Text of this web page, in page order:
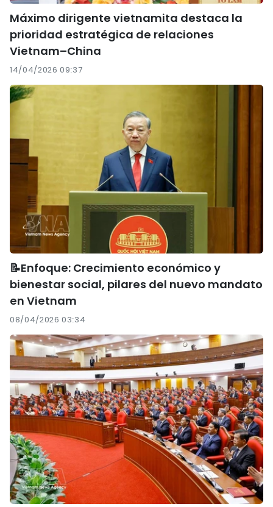
Máximo dirigente vietnamita destaca la
prioridad estratégica de relaciones
Vietnam–China
14/04/2026 09:37
📝Enfoque: Crecimiento económico y
bienestar social, pilares del nuevo mandato
en Vietnam
08/04/2026 03:34